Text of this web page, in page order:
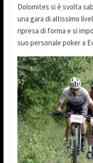
Dolomites si è svolta
una gara di altissimo
ripresa di forma e si
suo personale poker a